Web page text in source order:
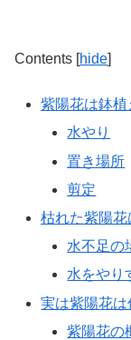
Contents [hide]
紫陽花は鉢
水やり
置き場所
剪定
枯れた紫陽
水不足の
水をやり
実は紫陽花
紫陽花の